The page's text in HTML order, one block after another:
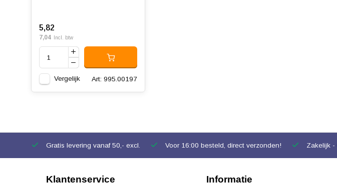
5,82
7,04 Incl. btw
Vergelijk Art: 995.00197
Gratis levering vanaf 50,- excl. Voor 16:00 besteld, direct verzonden! Zakelijk -
Klantenservice Informatie